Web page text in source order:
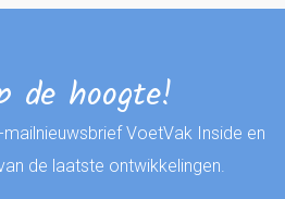
de hoogte!
VoetVak Inside en
de laatste ontwikkelingen.